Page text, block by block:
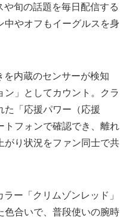
旬の話題を毎日配信する
やオフもイーグルスを身
内蔵のセンサーが検知
ン」としてカウント。クラ
た「応援パワー（応援
トフォンで確認でき、離れ
がり状況をファン同士で共
ー「クリムゾンレッド」
色合いで、普段使いの腕時